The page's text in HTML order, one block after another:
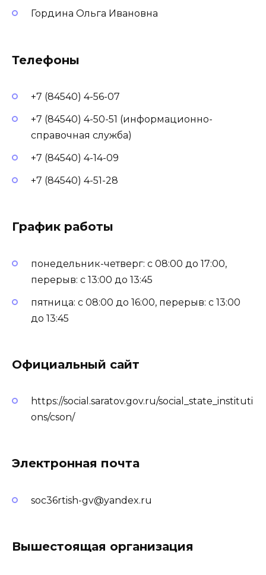
Гордина Ольга Ивановна
Телефоны
+7 (84540) 4-56-07
+7 (84540) 4-50-51 (информационно-
справочная служба)
+7 (84540) 4-14-09
+7 (84540) 4-51-28
График работы
понедельник-четверг: с 08:00 до 17:00,
перерыв: с 13:00 до 13:45
пятница: с 08:00 до 16:00, перерыв: с 13:00
до 13:45
Официальный сайт
https://social.saratov.gov.ru/social_state_instituti
ons/cson/
Электронная почта
soc36rtish-gv@yandex.ru
Вышестоящая организация